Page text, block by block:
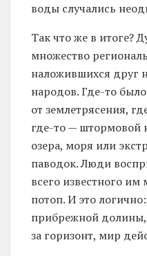
воды случались
Так что же в итоге?
множество
наложившихся друг
народов. Где-то
от землетрясения,
где-то — штормовой
озера, моря или
паводок. Люди
всего известного
потоп. И это
прибрежной
за горизонт, мир